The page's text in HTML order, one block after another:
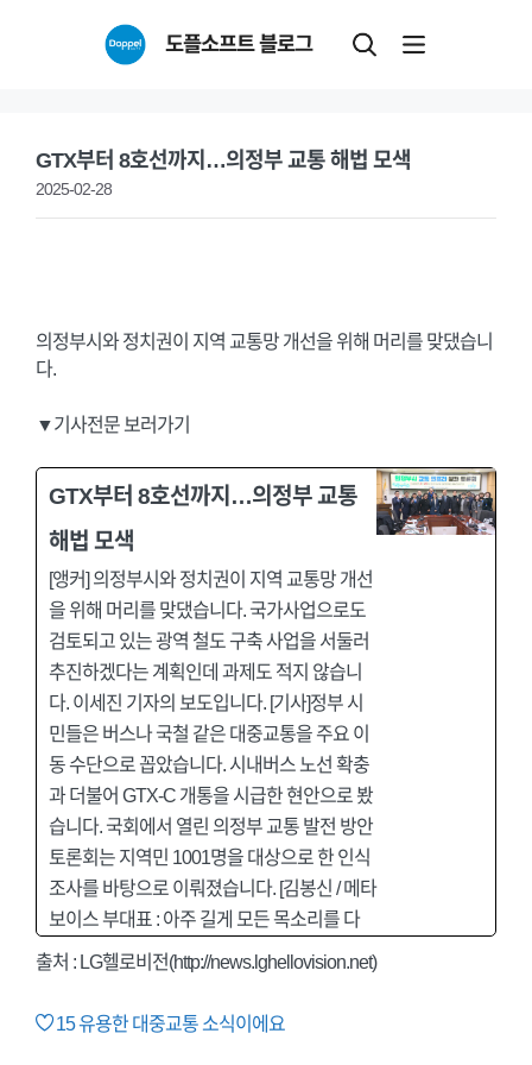
도플소프트 블로그
GTX부터 8호선까지…의정부 교통 해법 모색
2025-02-28
의정부시와 정치권이 지역 교통망 개선을 위해 머리를 맞댔습니
다.
▼기사전문 보러가기
GTX부터 8호선까지…의정부 교통
해법 모색
[앵커] 의정부시와 정치권이 지역 교통망 개선
을 위해 머리를 맞댔습니다. 국가사업으로도
검토되고 있는 광역 철도 구축 사업을 서둘러
추진하겠다는 계획인데 과제도 적지 않습니
다. 이세진 기자의 보도입니다. [기사]정부 시
민들은 버스나 국철 같은 대중교통을 주요 이
동 수단으로 꼽았습니다. 시내버스 노선 확충
과 더불어 GTX-C 개통을 시급한 현안으로 봤
습니다. 국회에서 열린 의정부 교통 발전 방안
토론회는 지역민 1001명을 대상으로 한 인식
조사를 바탕으로 이뤄졌습니다. [김봉신 / 메타
보이스 부대표 : 아주 길게 모든 목소리를 다
출처 : LG헬로비전(http://news.lghellovision.net)
15유용한 대중교통 소식이에요